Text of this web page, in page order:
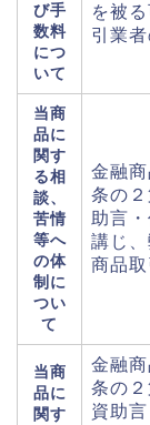
び手
数料
につ
いて
を被
引業
当商
品に
関す
る相
談、
苦情
等へ
の体
制に
つい
て
金融
条の
助言
講じ
商品
当商
品に
関す
金融
条の
資助